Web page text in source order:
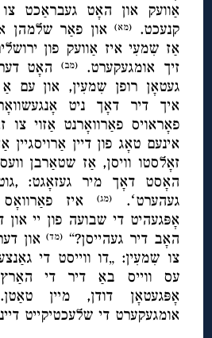
אַוועק און האָט געבראַכט צו
קנעכט.
(מא)און פאַר שלמהן
אַז שִמעִי איז אַוועק פון
זיך אומגעקערט.
(מב)האָט דער
געטאָן רופן שִמעִין, און עם
איך דיר דאָך ניט
פאָראויס פאַרוואָרנט אַזוי צו
אינעם טאָג פון דיין אַרויסגיין
זאָלסטו וויסן, אַז שטאַרבן
האָסט דאָך מיר געזאָגט:
געהערטʻ.
(מג)איז
אָפּגעהיט די שבועה פון יי און
האָב דיר געהייסן?“ (מד)און
צו שִמעִין: „דו ווייסט די
עס ווייס באַ דיר די
אָפּגעטאָן דודן, מיין
אומגעקערט די שלעכטיקייט